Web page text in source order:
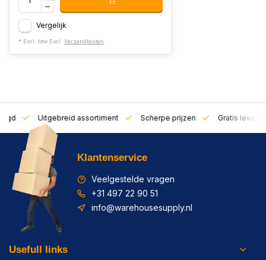
Vergelijk
* Excl. btw Excl. Verzendkosten
Uitgebreid assortiment Scherpe prijzen Gratis
Klantenservice
Veelgestelde vragen
+31 497 22 90 51
info@warehousesupply.nl
Usefull links